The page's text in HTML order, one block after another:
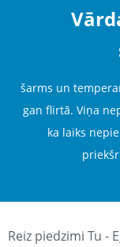
šarms un
gan flirtā. Viņa
ka laiks
Reiz piedzimi Tu -